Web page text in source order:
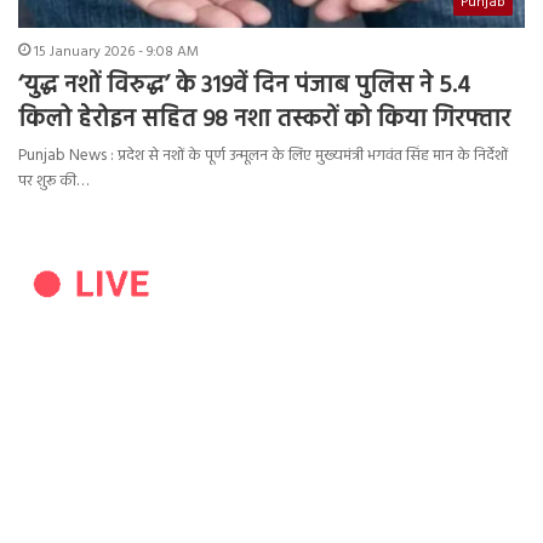
15 January 2026 - 9:08 AM
‘युद्ध नशों विरुद्ध’ के 319वें दिन पंजाब पुलिस ने 5.4
किलो हेरोइन सहित 98 नशा तस्करों को किया गिरफ्तार
Punjab News : प्रदेश से नशों के पूर्ण उन्मूलन के लिए मुख्यमंत्री भगवंत सिंह मान के निर्देशों
पर शुरू की…